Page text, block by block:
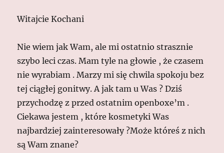
Witajcie Kochani
Nie wiem jak Wam, ale mi ostatnio strasznie
szybo leci czas. Mam tyle na głowie , że czasem
nie wyrabiam . Marzy mi się chwila spokoju bez
tej ciągłej gonitwy. A jak tam u Was ? Dziś
przychodzę z przed ostatnim openboxe’m .
Ciekawa jestem , które kosmetyki Was
najbardziej zainteresowały ?Może któreś z nich
są Wam znane?